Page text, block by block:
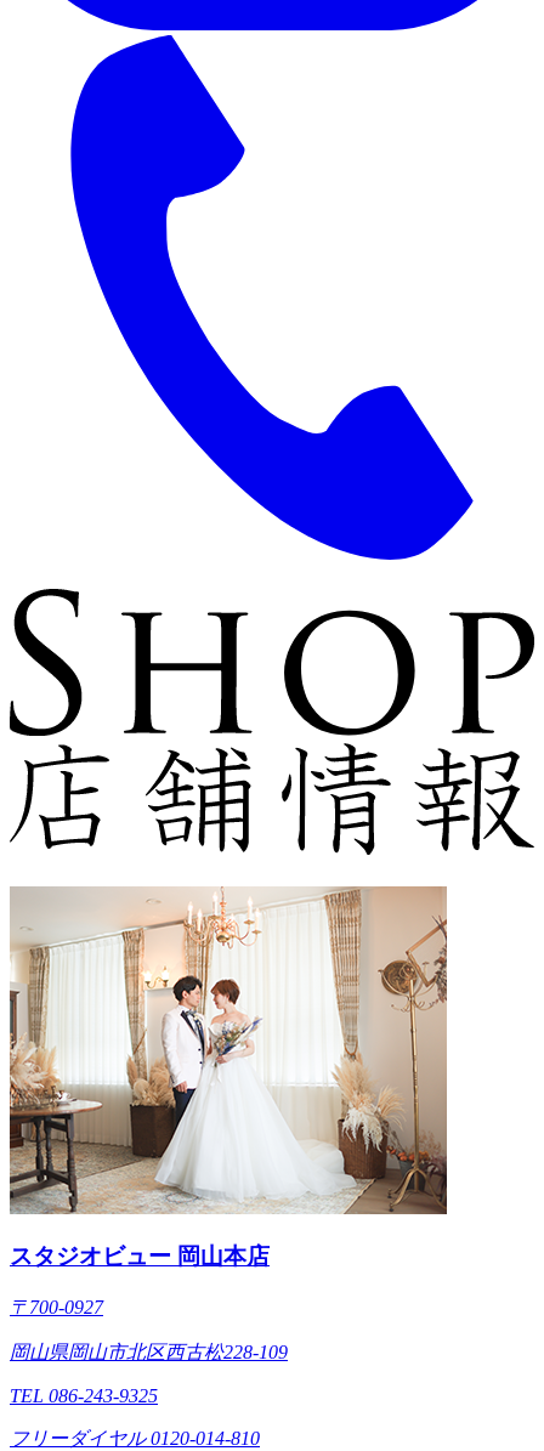
スタジオビュー 岡山本店
〒700-0927
岡山県岡山市北区西古松228-109
TEL 086-243-9325
フリーダイヤル 0120-014-810